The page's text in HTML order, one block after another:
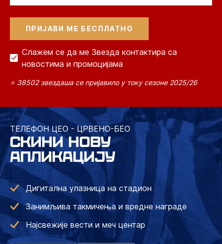
Слажем се да ме Звезда контактира са
новостима и промоцијама
⭐ 38502 звездаша се пријавило у току сезоне 2025/26
ТЕЛЕФОН ЦЕО - ЦРВЕНО-БЕО
СКИНИ НОВУ
АПЛИКАЦИЈУ
Дигитална улазница на стадион
Занимљива такмичења и вредне награде
Најсвежије вести и меч центар